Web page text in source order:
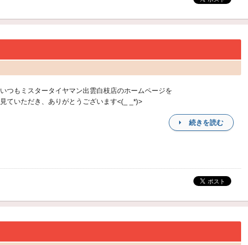
いつもミスタータイヤマン出雲白枝店のホームページを
見ていただき、ありがとうございます<(_ _*)>
続きを読む